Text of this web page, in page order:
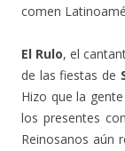
comen
El Rulo, el
de las fiestas de
Hizo que la
los presentes
Reinosanos aún